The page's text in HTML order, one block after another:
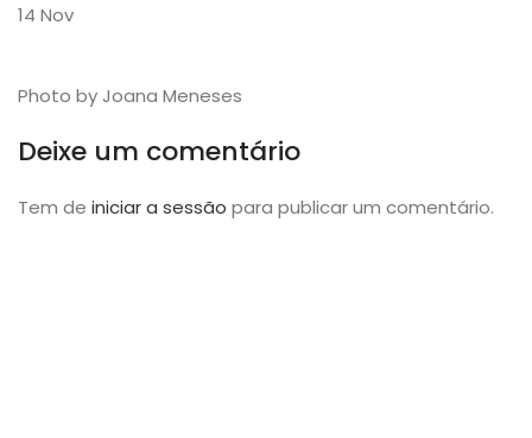
14 Nov
Photo by Joana Meneses
Deixe um comentário
Tem de iniciar a sessão para publicar um comentário.